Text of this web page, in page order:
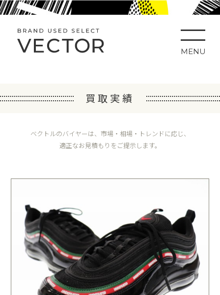
MENU
買取実績
ベクトルのバイヤーは、市場・相場・トレンドに応じ、
適正なお見積もりをご提示します。